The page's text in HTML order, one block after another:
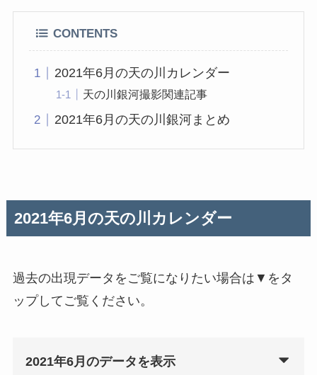
CONTENTS
2021年6月の天の川カレンダー
天の川銀河撮影関連記事
2021年6月の天の川銀河まとめ
2021年6月の天の川カレンダー
過去の出現データをご覧になりたい場合は▼をタ
ップしてご覧ください。
2021年6月のデータを表示